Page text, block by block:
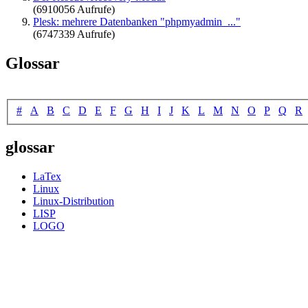
(6910056 Aufrufe)
Plesk: mehrere Datenbanken "phpmyadmin_..."
(6747339 Aufrufe)
Glossar
# A B C D E F G H I J K L M N O P Q R
glossar
LaTex
Linux
Linux-Distribution
LISP
LOGO